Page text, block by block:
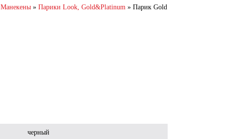
Манекены » Парики Look, Gold&Platinum » Парик Gold
черный